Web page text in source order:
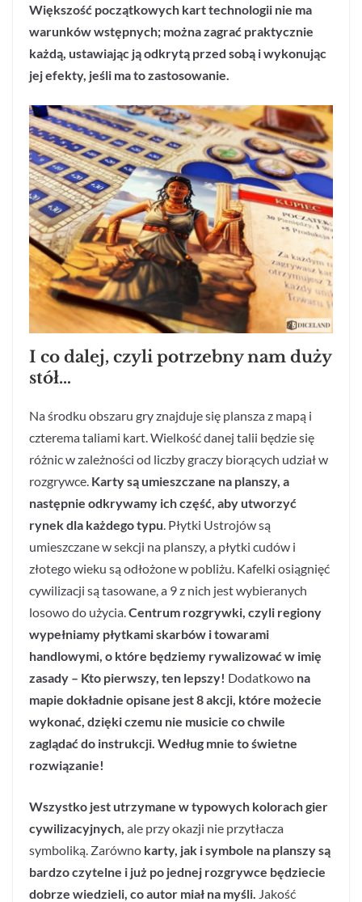
Większość początkowych kart technologii nie ma
warunków wstępnych; można zagrać praktycznie
każdą, ustawiając ją odkrytą przed sobą i wykonując
jej efekty, jeśli ma to zastosowanie.
I co dalej, czyli potrzebny nam duży
stół…
Na środku obszaru gry znajduje się plansza z mapą i
czterema taliami kart. Wielkość danej talii będzie się
różnic w zależności od liczby graczy biorących udział w
rozgrywce. Karty są umieszczane na planszy, a
następnie odkrywamy ich część, aby utworzyć
rynek dla każdego typu. Płytki Ustrojów są
umieszczane w sekcji na planszy, a płytki cudów i
złotego wieku są odłożone w pobliżu. Kafelki osiągnięć
cywilizacji są tasowane, a 9 z nich jest wybieranych
losowo do użycia.Centrum rozgrywki, czyli regiony
wypełniamy płytkami skarbów i towarami
handlowymi, o które będziemy rywalizować w imię
zasady – Kto pierwszy, ten lepszy! Dodatkowo na
mapie dokładnie opisane jest 8 akcji, które możecie
wykonać, dzięki czemu nie musicie co chwile
zaglądać do instrukcji. Według mnie to świetne
rozwiązanie!
Wszystko jest utrzymane w typowych kolorach gier
cywilizacyjnych, ale przy okazji nie przytłacza
symboliką. Zarówno karty, jak i symbole na planszy są
bardzo czytelne i już po jednej rozgrywce będziecie
dobrze wiedzieli, co autor miał na myśli. Jakość